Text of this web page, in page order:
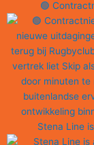
🟢
Stena Line